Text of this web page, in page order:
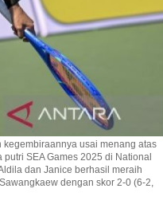
usai menang atas
SEA Games 2025 di National
dan Janice berhasil meraih
dengan skor 2-0 (6-2,